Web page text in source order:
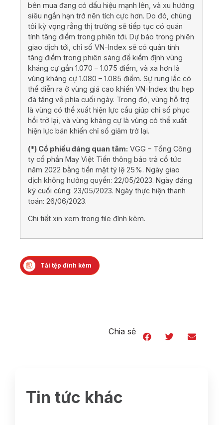
bên mua đang có dấu hiệu mạnh lên, và xu hướng
siêu ngắn hạn trở nên tích cực hơn. Do đó, chúng
tôi kỳ vọng rằng thị trường sẽ tiếp tục có quán
tính tăng điểm trong phiên tới. Dự báo trong phiên
giao dịch tới, chỉ số VN-Index sẽ có quán tính
tăng điểm trong phiên sáng để kiểm định vùng
kháng cự gần 1.070 – 1.075 điểm, và xa hơn là
vùng kháng cự 1.080 – 1.085 điểm. Sự rung lắc có
thể diễn ra ở vùng giá cao khiến VN-Index thu hẹp
đà tăng về phía cuối ngày. Trong đó, vùng hỗ trợ
là vùng có thể xuất hiện lực cầu giúp chỉ số phục
hồi trở lại, và vùng kháng cự là vùng có thể xuất
hiện lực bán khiến chỉ số giảm trở lại.
(*) Cổ phiếu đáng quan tâm: VGG – Tổng Công
ty cổ phần May Việt Tiến thông báo trả cổ tức
năm 2022 bằng tiền mặt tỷ lệ 25%. Ngày giao
dịch không hưởng quyền: 22/05/2023. Ngày đăng
ký cuối cùng: 23/05/2023. Ngày thực hiện thanh
toán: 26/06/2023.
Chi tiết xin xem trong file đính kèm.
Tải tệp đính kèm
Chia sẻ
Tin tức khác